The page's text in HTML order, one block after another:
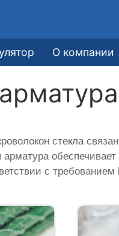
О компании
стекла
арматура
с требованием